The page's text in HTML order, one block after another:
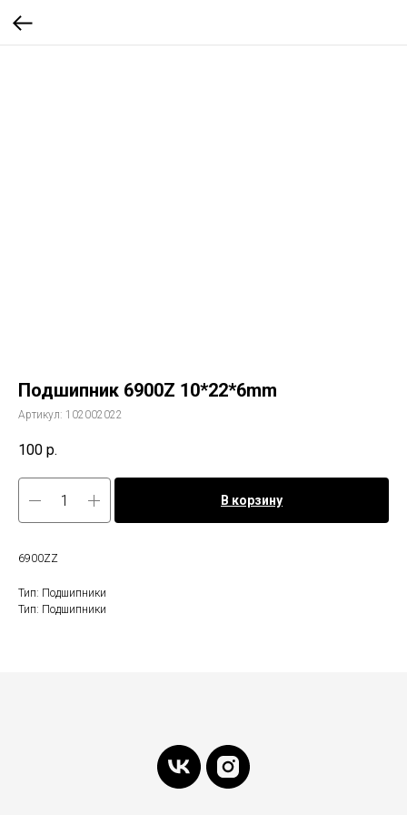
Подшипник 6900Z 10*22*6mm
Артикул: 102002022
100 р.
В корзину
6900ZZ
Тип: Подшипники
Тип: Подшипники